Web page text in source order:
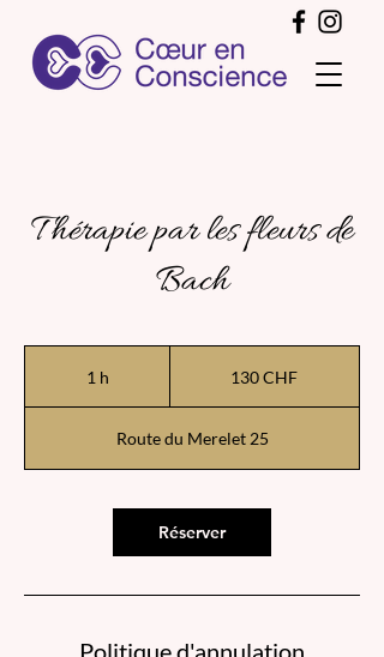
Thérapie par les fleurs de
Bach
1 h 130 CHF
Route du Merelet 25
Réserver
Politique d'annulation